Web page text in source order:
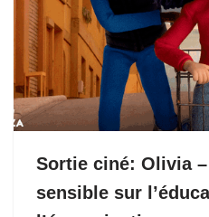
Sortie ciné: Olivia –
sensible sur